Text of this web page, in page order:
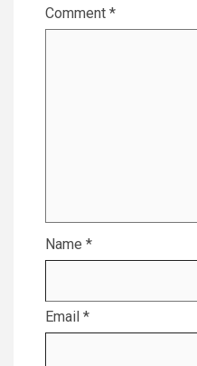
Comment *
Name *
Email *